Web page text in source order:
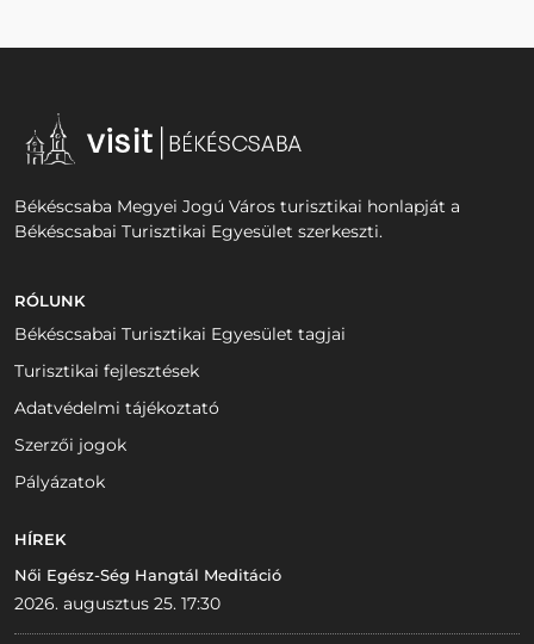
Békéscsaba Megyei Jogú Város turisztikai honlapját a
Békéscsabai Turisztikai Egyesület szerkeszti.
RÓLUNK
Békéscsabai Turisztikai Egyesület tagjai
Turisztikai fejlesztések
Adatvédelmi tájékoztató
Szerzői jogok
Pályázatok
HÍREK
Női Egész-Ség Hangtál Meditáció
2026. augusztus 25. 17:30